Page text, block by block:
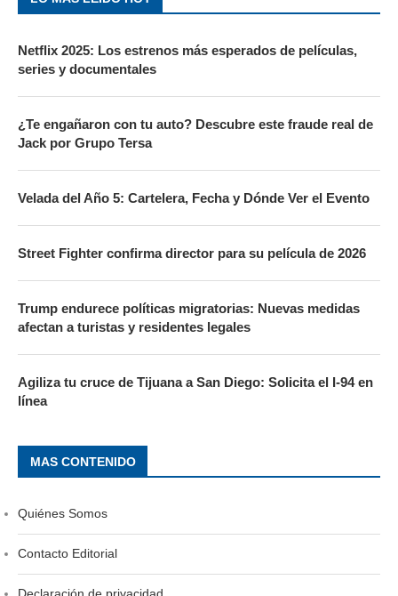
Netflix 2025: Los estrenos más esperados de películas,
series y documentales
¿Te engañaron con tu auto? Descubre este fraude real de
Jack por Grupo Tersa
Velada del Año 5: Cartelera, Fecha y Dónde Ver el Evento
Street Fighter confirma director para su película de 2026
Trump endurece políticas migratorias: Nuevas medidas
afectan a turistas y residentes legales
Agiliza tu cruce de Tijuana a San Diego: Solicita el I-94 en
línea
MAS CONTENIDO
Quiénes Somos
Contacto Editorial